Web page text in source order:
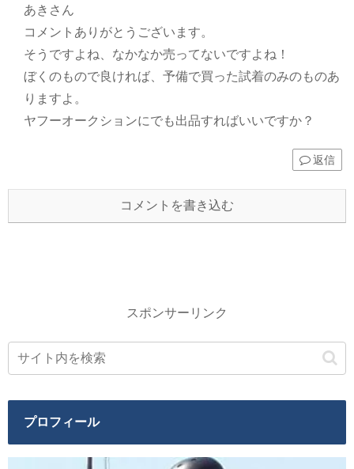
あきさん
コメントありがとうございます。
そうですよね、なかなか売ってないですよね！
ぼくのもので良ければ、予備で買った試着のみのものあ
りますよ。
ヤフーオークションにでも出品すればいいですか？
返信
コメントを書き込む
スポンサーリンク
プロフィール